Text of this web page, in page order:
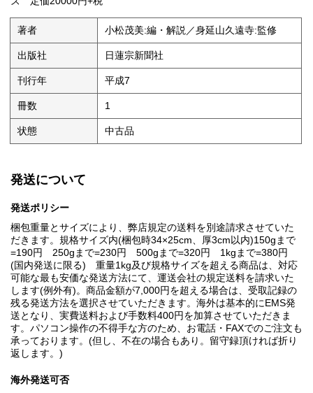
著者 小松茂美:編・解説／身延山久遠寺:監修
出版社 日蓮宗新聞社
刊行年 平成7
冊数 1
状態 中古品
発送について
発送ポリシー
梱包重量とサイズにより、弊店規定の送料を別途請求させていた
だきます。規格サイズ内(梱包時34×25cm、厚3cm以内)150gまで
=190円 250gまで=230円 500gまで=320円 1kgまで=380円
(国内発送に限る) 重量1kg及び規格サイズを超える商品は、対応
可能な最も安価な発送方法にて、運送会社の規定送料を請求いた
します(例外有)。商品金額が7,000円を超える場合は、受取記録の
残る発送方法を選択させていただきます。海外は基本的にEMS発
送となり、実費送料および手数料400円を加算させていただきま
す。パソコン操作の不得手な方のため、お電話・FAXでのご注文も
承っております。(但し、不在の場合もあり。留守録頂ければ折り
返します。)
海外発送可否